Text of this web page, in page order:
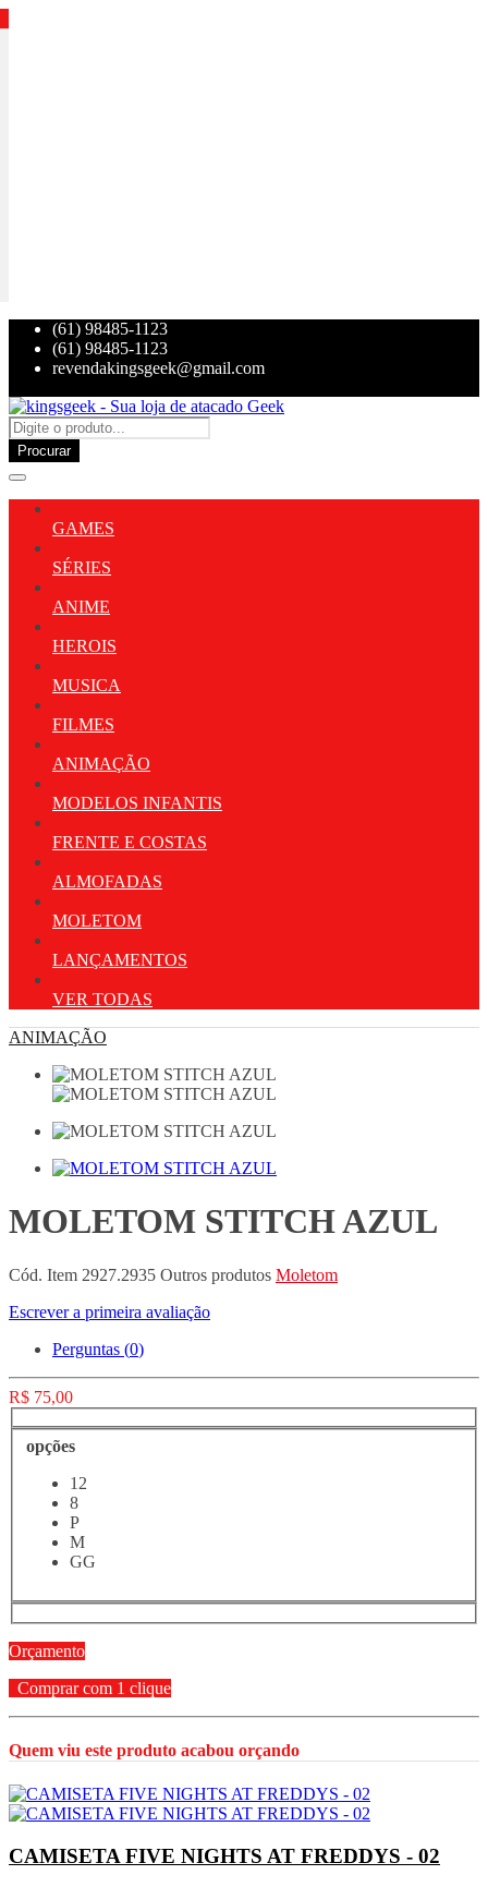
(61) 98485-1123
(61) 98485-1123
revendakingsgeek@gmail.com
Procurar
GAMES
SÉRIES
ANIME
HEROIS
MUSICA
FILMES
ANIMAÇÃO
MODELOS INFANTIS
FRENTE E COSTAS
ALMOFADAS
MOLETOM
LANÇAMENTOS
VER TODAS
ANIMAÇÃO
MOLETOM STITCH AZUL
Cód. Item 2927.2935 Outros produtos Moletom
Escrever a primeira avaliação
Perguntas (0)
R$ 75,00
opções
12
8
P
M
GG
Orçamento
Comprar com 1 clique
Quem viu este produto acabou orçando
CAMISETA FIVE NIGHTS AT FREDDYS - 02